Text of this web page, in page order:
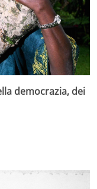
democrazia, dei